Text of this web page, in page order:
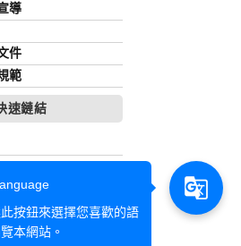
導
件
範
速鏈結
訊安全管理政策
按鈕來選擇您喜歡的語
本網站。
g_translate